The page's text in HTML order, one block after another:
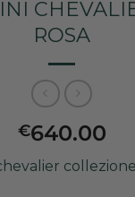
ROSA
€640.00